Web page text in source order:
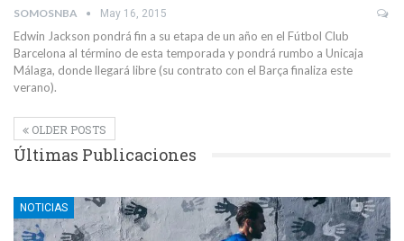
SOMOSNBA May 16, 2015
Edwin Jackson pondrá fin a su etapa de un año en el Fútbol Club
Barcelona al término de esta temporada y pondrá rumbo a Unicaja
Málaga, donde llegará libre (su contrato con el Barça finaliza este
verano).
OLDER POSTS
Últimas Publicaciones
NOTICIAS